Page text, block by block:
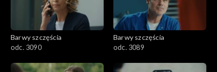
1401–1500
1301–1400
Barwy szczęścia
odc. 3090
Barwy szczęścia
odc. 3089